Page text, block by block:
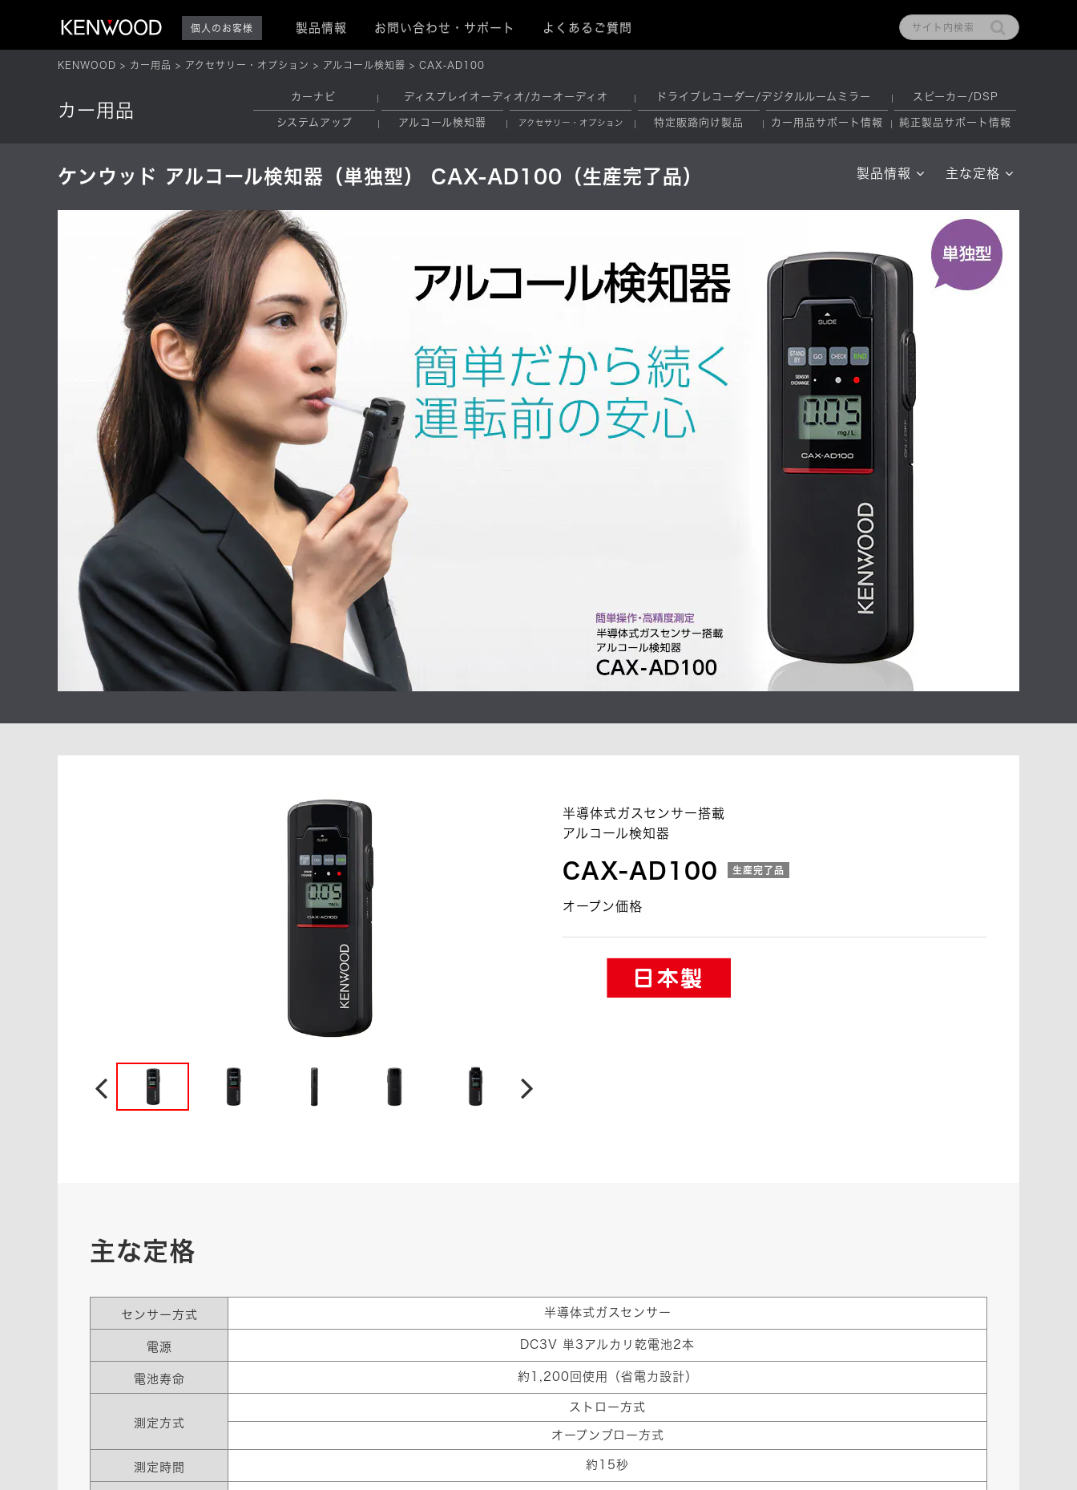
個人のお客様 製品情報 お問い合わせ・サポート よくあるご質問
KENWOOD カー用品 アクセサリー・オプション アルコール検知器 CAX-AD100
カー用品
カーナビ ディスプレイオーディオ/カーオーディオ ドライブレコーダー/デジタルルームミラー スピーカー/DSP
システムアップ アルコール検知器 アクセサリー・オプション 特定販路向け製品 カー用品サポート情報 純正製品サポート情報
ケンウッド アルコール検知器（単独型） CAX-AD100（生産完了品） 製品情報 主な定格
半導体式ガスセンサー搭載
アルコール検知器
CAX-AD100 生産完了品
オープン価格
主な定格
センサー方式 半導体式ガスセンサー
電源 DC3V 単3アルカリ乾電池2本
電池寿命 約1,200回使用（省電力設計）
測定方式
ストロー方式
オープンブロー方式
測定時間 約15秒